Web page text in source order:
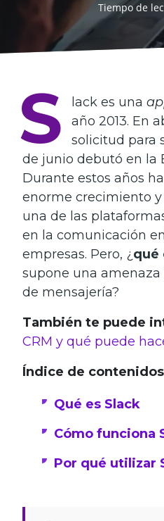
Tiempo de
S lack es una
año 2013. En
solicitud para
de junio debutó en la
Durante estos años
enorme crecimiento
una de las
en la comunicación
empresas. Pero, ¿ qué
supone una amenaza
de mensajería?
También te puede
CRM y qué puede
Índice de
Qué es Slack
Cómo funciona
Por qué utilizar